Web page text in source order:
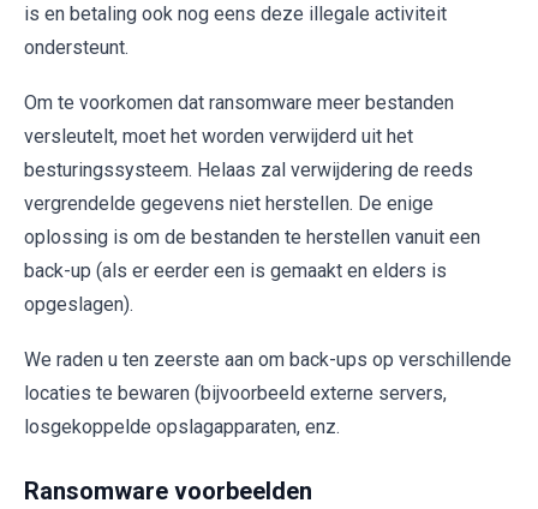
is en betaling ook nog eens deze illegale activiteit
ondersteunt.
Om te voorkomen dat ransomware meer bestanden
versleutelt, moet het worden verwijderd uit het
besturingssysteem. Helaas zal verwijdering de reeds
vergrendelde gegevens niet herstellen. De enige
oplossing is om de bestanden te herstellen vanuit een
back-up (als er eerder een is gemaakt en elders is
opgeslagen).
We raden u ten zeerste aan om back-ups op verschillende
locaties te bewaren (bijvoorbeeld externe servers,
losgekoppelde opslagapparaten, enz.
Ransomware voorbeelden